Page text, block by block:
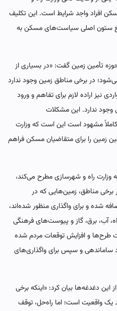
افراد واجد شرایط است. این تکلیف
ستون اصلی سیاست‌های مسکن به
تأمین زمین گفت: «در بسیاری از
در برخی مناطق زمین وجود ندارد
نیز اراده لازم برای تفاهم و ورود
ندارد. این مشکلات
مشهود است این است که وزارت
زمین را برای متقاضیان مسکن فراهم
وزارت راه و شهرسازی مطرح می‌کند،
برخی مناطق، زمین‌هایی که در
شده و برای واگذاری منظور شده‌اند،
آب، برق، گاز و پیوست‌های فرهنگی
و افزایش توقعات مردم شده
ساماندهی و سپس برای واگذاری‌های
دغدغه‌ها بیان کرد: «اینکه برخی
یک واقعیت است؛ اما راه‌حل، توقف